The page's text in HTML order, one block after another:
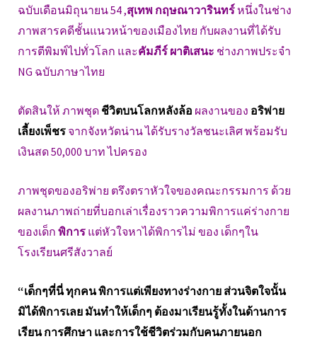
ฉบับเดือนมิถุนายน 54 ,สุเทพ กฤษณาวารินทร์หนึ่งในช่าง
ภาพสารคดีชั้นแนวหน้าของเมืองไทย กับผลงานที่ได้รับ
การตีพิมพ์ไปทั่วโลก และคัมภีร์ ผาติเสนะ ช่างภาพประจำ
NG ฉบับภาษาไทย
ตัดสินให้ ภาพชุด ชีวิตบนโลกหลังล้อ ผลงานของ อริพ่าย
เลี้ยงเพ็ชร จากจังหวัดน่าน ได้รับรางวัลชนะเลิศ พร้อมรับ
เงินสด 50,000 บาท ไปครอง
ภาพชุดของอริพ่าย ตรึงตราหัวใจของคณะกรรมการ ด้วย
ผลงานภาพถ่ายที่บอกเล่าเรื่องราวความพิการแค่ร่างกาย
ของเด็ก พิการ แต่หัวใจหาได้พิการไม่ ของ เด็กๆใน
โรงเรียนศรีสังวาลย์
“เด็กๆที่นี่ ทุกคน พิการแต่เพียงทางร่างกาย ส่วนจิตใจนั้น
มิได้พิการเลย มันทำให้เด็กๆ ต้องมาเรียนรู้ทั้งในด้านการ
เรียน การศึกษา และการใช้ชีวิตร่วมกับคนภายนอก